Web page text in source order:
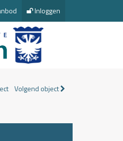
Inloggen
Volgend object